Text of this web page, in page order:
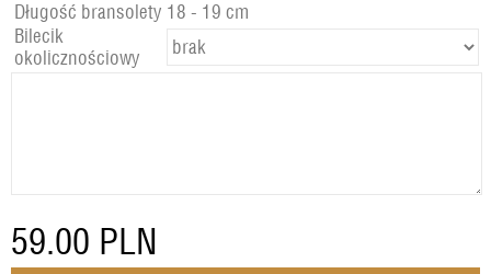
Długość bransolety 18 - 19 cm
Bilecik
okolicznościowy
59.00 PLN